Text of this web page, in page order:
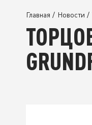
Главная / Новости /